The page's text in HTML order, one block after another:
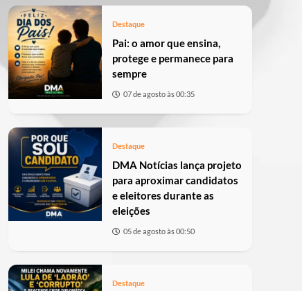
Destaque
Pai: o amor que ensina,
protege e permanece para
sempre
07 de agosto às 00:35
Destaque
DMA Notícias lança projeto
para aproximar candidatos
e eleitores durante as
eleições
05 de agosto às 00:50
Destaque